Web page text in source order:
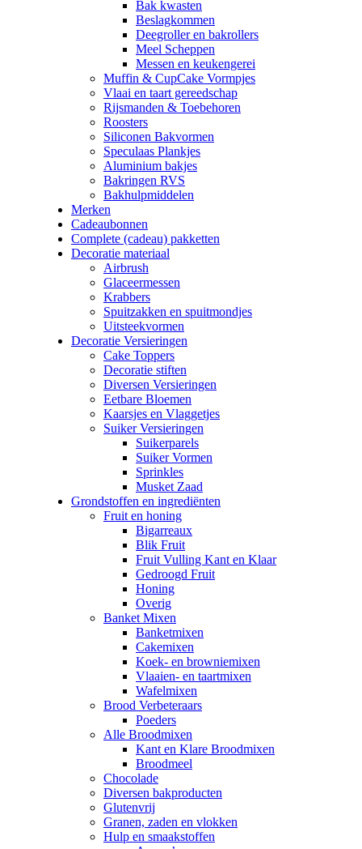
Bak kwasten
Beslagkommen
Deegroller en bakrollers
Meel Scheppen
Messen en keukengerei
Muffin & CupCake Vormpjes
Vlaai en taart gereedschap
Rijsmanden & Toebehoren
Roosters
Siliconen Bakvormen
Speculaas Plankjes
Aluminium bakjes
Bakringen RVS
Bakhulpmiddelen
Merken
Cadeaubonnen
Complete (cadeau) pakketten
Decoratie materiaal
Airbrush
Glaceermessen
Krabbers
Spuitzakken en spuitmondjes
Uitsteekvormen
Decoratie Versieringen
Cake Toppers
Decoratie stiften
Diversen Versieringen
Eetbare Bloemen
Kaarsjes en Vlaggetjes
Suiker Versieringen
Suikerparels
Suiker Vormen
Sprinkles
Musket Zaad
Grondstoffen en ingrediënten
Fruit en honing
Bigarreaux
Blik Fruit
Fruit Vulling Kant en Klaar
Gedroogd Fruit
Honing
Overig
Banket Mixen
Banketmixen
Cakemixen
Koek- en browniemixen
Vlaaien- en taartmixen
Wafelmixen
Brood Verbeteraars
Poeders
Alle Broodmixen
Kant en Klare Broodmixen
Broodmeel
Chocolade
Diversen bakproducten
Glutenvrij
Granen, zaden en vlokken
Hulp en smaakstoffen